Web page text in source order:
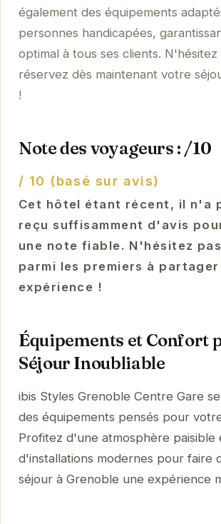
également des équipements
personnes handicapées,
optimal à tous ses clients. N'hésitez
réservez dès maintenant votre
!
Note des voyageurs : /10
/ 10 (basé sur avis)
Cet hôtel étant récent, il n'a
reçu suffisamment d'avis
une note fiable. N'hésitez
parmi les premiers à
expérience !
Équipements et Confort
Séjour Inoubliable
ibis Styles Grenoble Centre Gare
des équipements pensés pour
Profitez d'une atmosphère paisible
d'installations modernes pour faire
séjour à Grenoble une expérience